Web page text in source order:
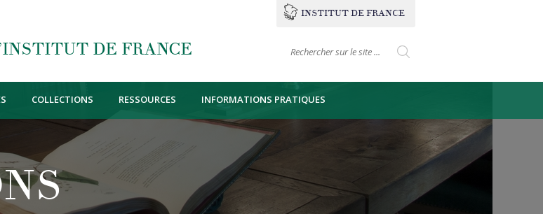
DE FRANCE
INSTITUTDEFRANCE
Formulaire de
Search this site
COLLECTIONS RESSOURCES INFORMATIONS PRATIQUES